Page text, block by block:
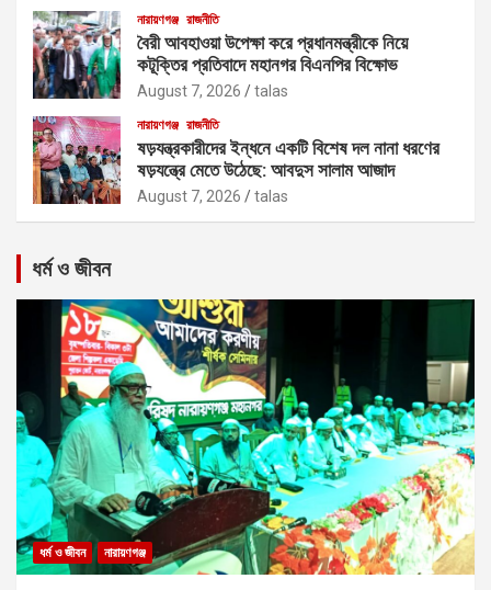
নারায়ণগঞ্জ রাজনীতি
বৈরী আবহাওয়া উপেক্ষা করে প্রধানমন্ত্রীকে নিয়ে
কটূক্তির প্রতিবাদে মহানগর বিএনপির বিক্ষোভ
August 7, 2026 talas
নারায়ণগঞ্জ রাজনীতি
ষড়যন্ত্রকারীদের ইন্ধনে একটি বিশেষ দল নানা ধরণের
ষড়যন্ত্রে মেতে উঠেছে: আবদুস সালাম আজাদ
August 7, 2026 talas
ধর্ম ও জীবন
ধর্ম ও জীবন নারায়ণগঞ্জ